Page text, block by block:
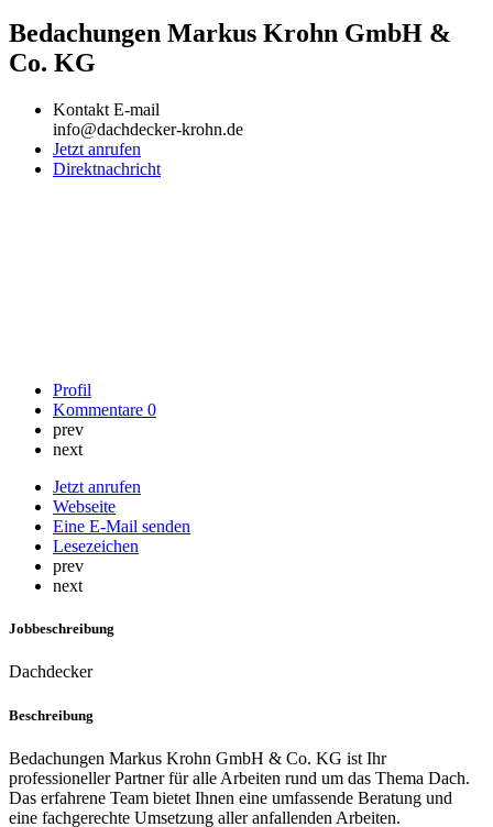
Bedachungen Markus Krohn GmbH &
Co. KG
Kontakt E-mail
info@dachdecker-krohn.de
Jetzt anrufen
Direktnachricht
Profil
Kommentare 0
prev
next
Jetzt anrufen
Webseite
Eine E-Mail senden
Lesezeichen
prev
next
Jobbeschreibung
Dachdecker
Beschreibung
Bedachungen Markus Krohn GmbH & Co. KG ist Ihr
professioneller Partner für alle Arbeiten rund um das Thema Dach.
Das erfahrene Team bietet Ihnen eine umfassende Beratung und
eine fachgerechte Umsetzung aller anfallenden Arbeiten.